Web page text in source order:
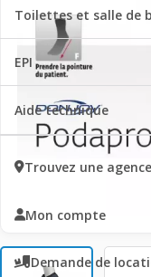
Toilettes et salle de
EPI
Aide technique
Trouvez une agence
Mon compte
Demande de